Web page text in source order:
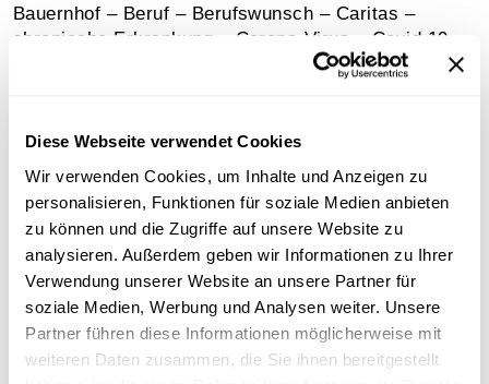
Diese Webseite verwendet Cookies
Wir verwenden Cookies, um Inhalte und Anzeigen zu
personalisieren, Funktionen für soziale Medien anbieten
zu können und die Zugriffe auf unsere Website zu
analysieren. Außerdem geben wir Informationen zu Ihrer
Verwendung unserer Website an unsere Partner für
soziale Medien, Werbung und Analysen weiter. Unsere
Partner führen diese Informationen möglicherweise mit
weiteren Daten zusammen, die Sie ihnen bereitgestellt
Bauernhof – Beruf – Berufswunsch – Caritas –
chronische Erkrankung – Corona-Virus – Covid 19 –
Dialekt – Diktaturen und totalitäre Regime – Dorf –
Erwachsenwerden – Erziehung – Essen – Fahrrad -
Figl - Fortbildung – Frauen – Frauenarbeit –
Frauenrollen – Führerschein – Gefangene –
Gefangenschaft – Generationen –
Generationenkonflikt – Geschichte –
Geschlechterrollen – Geschwister – Gestapo -
Gewalt – Glaube – Goldene Hochzeit – Großmutter –
Halbwaise – Hauptschule – Haussanierung –
Hausumbau – Heiliger Abend – Heirat – Hitlerjugend